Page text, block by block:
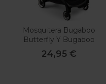
Mosquitera Bugaboo
Butterfly Y Bugaboo
Dragonfly
24,95 €